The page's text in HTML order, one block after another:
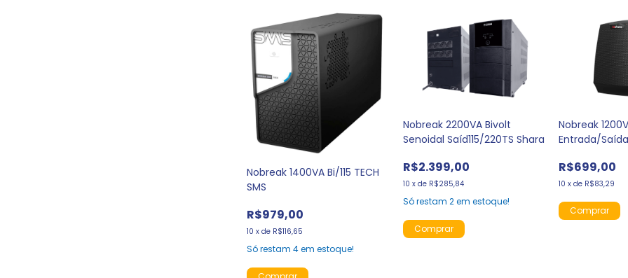
Nobreak 1400VA Bi/115 TECH
SMS
R$979,00
10 xde R$116,65
Só restam4em estoque!
Nobreak 2200VA Bivolt
Senoidal Saíd115/220TS Shara
R$2.399,00
10 x de R$285,84
Só restam 2em estoque!
Nobreak
Entrada/Saída
R$699,00
10 xde R$83,29